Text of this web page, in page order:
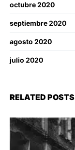
octubre 2020
septiembre 2020
agosto 2020
julio 2020
RELATED POSTS